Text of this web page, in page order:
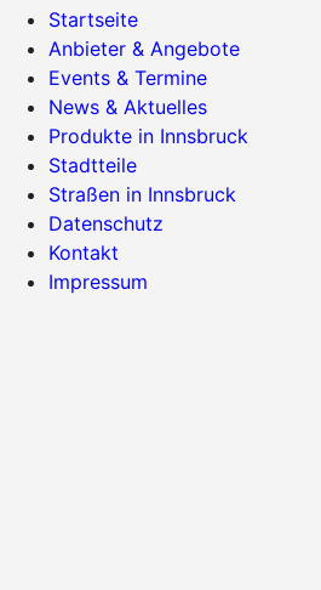
Startseite
Anbieter & Angebote
Events & Termine
News & Aktuelles
Produkte in Innsbruck
Stadtteile
Straßen in Innsbruck
Datenschutz
Kontakt
Impressum